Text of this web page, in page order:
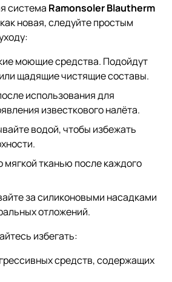
система Ramonsoler Blautherm
новая, следуйте простым
моющие средства. Подойдут
щадящие чистящие составы.
использования для
известкового налёта.
водой, чтобы избежать
мягкой тканью после каждого
за силиконовыми насадками
отложений.
избегать:
средств, содержащих